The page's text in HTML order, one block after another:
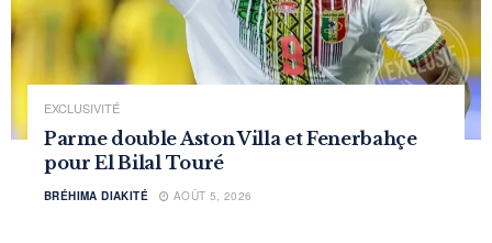
EXCLUSIVITÉ
Parme double Aston Villa et Fenerbahçe
pour El Bilal Touré
BRÉHIMA DIAKITÉ AOÛT 5, 2026